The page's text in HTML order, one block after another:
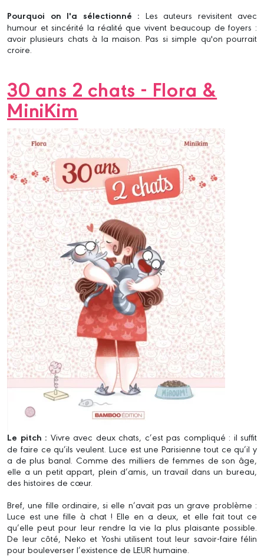
Pourquoi on l'a sélectionné : Les auteurs revisitent avec
humour et sincérité la réalité que vivent beaucoup de foyers :
avoir plusieurs chats à la maison. Pas si simple qu'on pourrait
croire.
30 ans 2 chats - Flora &
MiniKim
Le pitch : Vivre avec deux chats, c’est pas compliqué : il suffit
de faire ce qu’ils veulent. Luce est une Parisienne tout ce qu’il y
a de plus banal. Comme des milliers de femmes de son âge,
elle a un petit appart, plein d’amis, un travail dans un bureau,
des histoires de cœur.
Bref, une fille ordinaire, si elle n’avait pas un grave problème :
Luce est une fille à chat ! Elle en a deux, et elle fait tout ce
qu’elle peut pour leur rendre la vie la plus plaisante possible.
De leur côté, Neko et Yoshi utilisent tout leur savoir-faire félin
pour bouleverser l’existence de LEUR humaine.